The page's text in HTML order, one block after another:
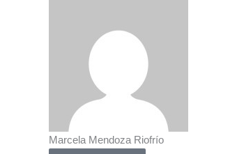
Marcela Mendoza Riofrío